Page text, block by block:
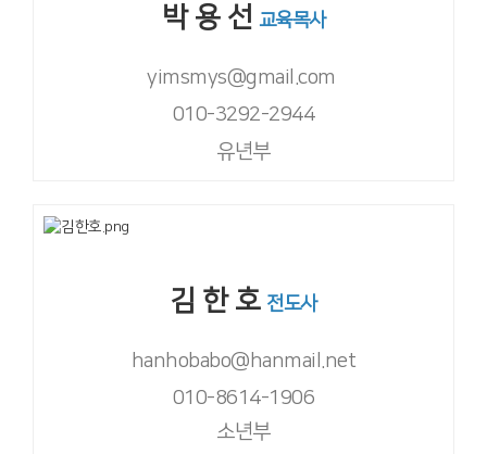
박 용 선 교육목사
yimsmys@gmail.com
010-3292-2944
유년부
김 한 호 전도사
hanhobabo@hanmail.net
010-8614-1906
소년부